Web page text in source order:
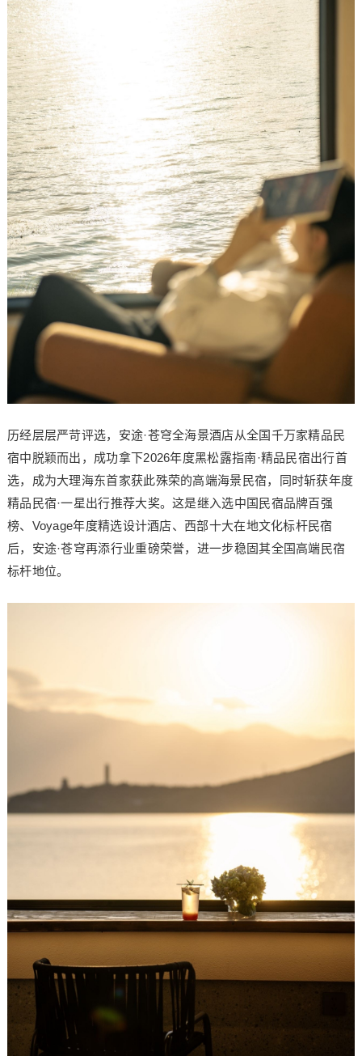
历经层层严苛评选，安途·苍穹全海景酒店从全国千万家精品民
宿中脱颖而出，成功拿下2026年度黑松露指南·精品民宿出行首
选，成为大理海东首家获此殊荣的高端海景民宿，同时斩获年度
精品民宿·一星出行推荐大奖。这是继入选中国民宿品牌百强
榜、Voyage年度精选设计酒店、西部十大在地文化标杆民宿
后，安途·苍穹再添行业重磅荣誉，进一步稳固其全国高端民宿
标杆地位。